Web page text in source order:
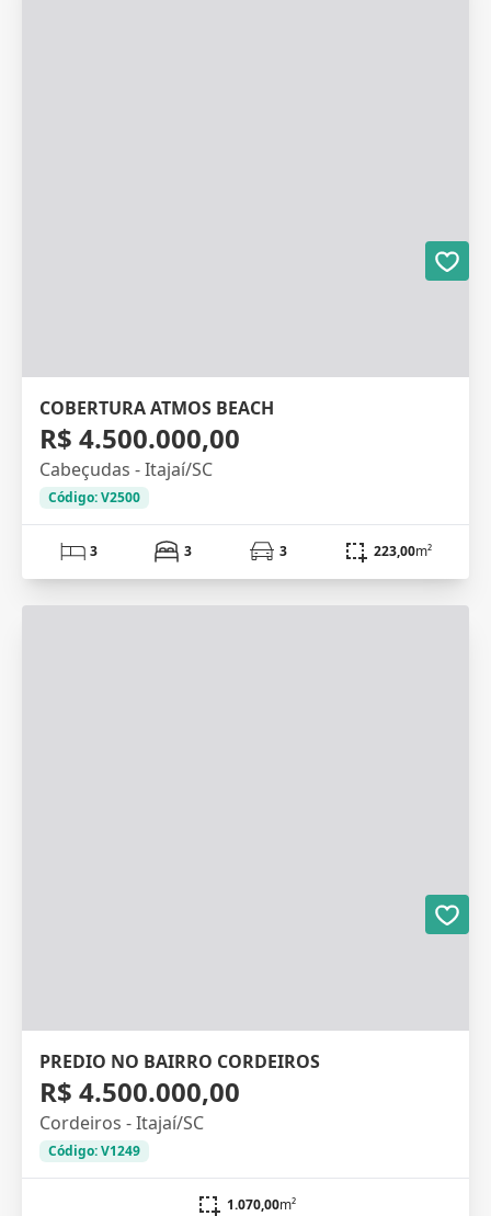
COBERTURA ATMOS BEACH
R$ 4.500.000,00
Cabeçudas - Itajaí/SC
Código: V2500
3 3 3 223,00m²
PREDIO NO BAIRRO CORDEIROS
R$ 4.500.000,00
Cordeiros - Itajaí/SC
Código: V1249
1.070,00m²